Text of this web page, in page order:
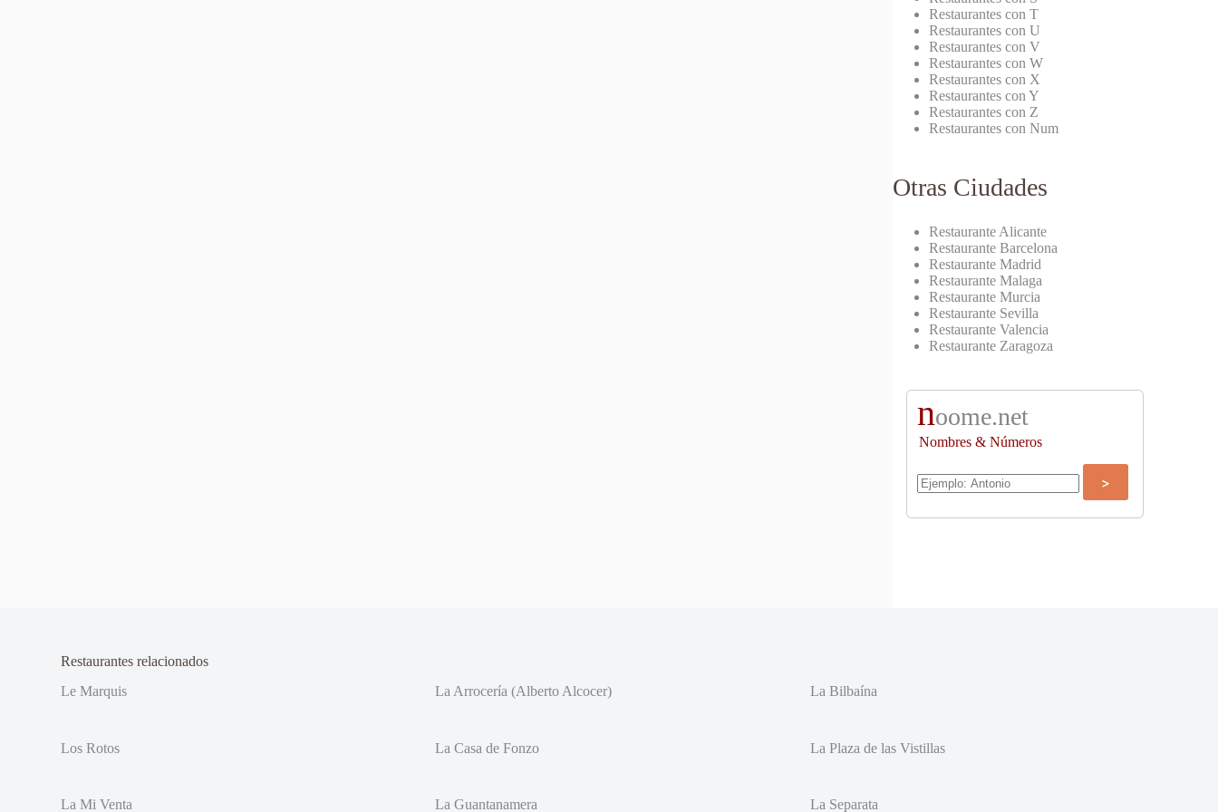
Restaurantes con T
Restaurantes con U
Restaurantes con V
Restaurantes con W
Restaurantes con X
Restaurantes con Y
Restaurantes con Z
Restaurantes con Num
Otras Ciudades
Restaurante Alicante
Restaurante Barcelona
Restaurante Madrid
Restaurante Malaga
Restaurante Murcia
Restaurante Sevilla
Restaurante Valencia
Restaurante Zaragoza
noome.net
Nombres & Números
Restaurantes relacionados
Le Marquis
La Arrocería (Alberto Alcocer) La Bilbaína
Los Rotos La Casa de Fonzo La Plaza de las Vistillas
La Mi Venta La Guantanamera La Separata